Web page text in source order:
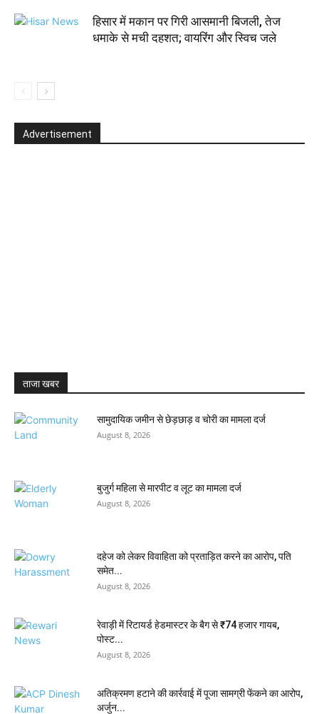
हिसार में मकान पर गिरी आसमानी बिजली, तेज
धमाके से मची दहशत; वायरिंग और स्विच जले
Advertisement
ताजा खबर
सामुदायिक जमीन से छेड़छाड़ व चोरी का मामला दर्ज
August 8, 2026
बुजुर्ग महिला से मारपीट व लूट का मामला दर्ज
August 8, 2026
दहेज को लेकर विवाहिता को प्रताड़ित करने का आरोप, पति
समेत...
August 8, 2026
रेवाड़ी में रिटायर्ड हेडमास्टर के बैग से ₹74 हजार गायब,
पोस्ट...
August 8, 2026
अतिक्रमण हटाने की कार्रवाई में पूजा सामग्री फेंकने का आरोप,
अर्जुन...